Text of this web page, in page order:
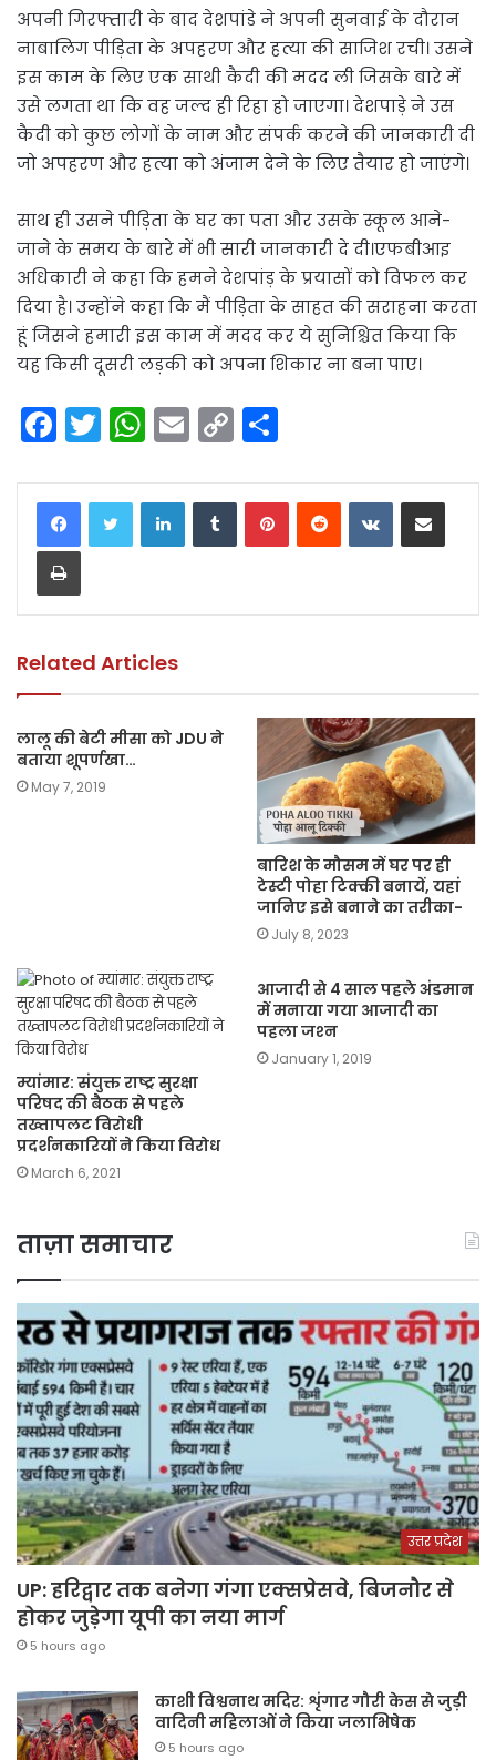
अपनी गिरफ्तारी के बाद देशपांडे ने अपनी सुनवाई के दौरान
नाबालिग पीड़िता के अपहरण और हत्या की साजिश रची। उसने
इस काम के लिए एक साथी कैदी की मदद ली जिसके बारे में
उसे लगता था कि वह जल्द ही रिहा हो जाएगा। देशपाड़े ने उस
कैदी को कुछ लोगों के नाम और संपर्क करने की जानकारी दी
जो अपहरण और हत्या को अंजाम देने के लिए तैयार हो जाएंगे।
साथ ही उसने पीड़िता के घर का पता और उसके स्कूल आने-
जाने के समय के बारे में भी सारी जानकारी दे दी।एफबीआइ
अधिकारी ने कहा कि हमने देशपांड़ के प्रयासों को विफल कर
दिया है। उन्होंने कहा कि मैं पीड़िता के साहत की सराहना करता
हूं जिसने हमारी इस काम में मदद कर ये सुनिश्चित किया कि
यह किसी दूसरी लड़की को अपना शिकार ना बना पाए।
F
c
e
b
o
k
T
itt
er
W
a
ts
p
E
ai
l
C
p
y
n
ar
e
LinkedInTumblrPinterestReddit VKontakteShare via Email
Print
Related Articles
लालू की बेटी मीसा को JDU ने
बताया शूपर्णखा…
May 7, 2019
बारिश के मौसम में घर पर ही
टेस्टी पोहा टिक्की बनायें, यहां
जानिए इसे बनाने का तरीका-
July 8, 2023
म्यांमार: संयुक्त राष्ट्र सुरक्षा
परिषद की बैठक से पहले
तख्तापलट विरोधी
प्रदर्शनकारियों ने किया विरोध
March 6, 2021
आजादी से 4 साल पहले अंडमान
में मनाया गया आजादी का
पहला जश्‍न
January 1, 2019
ताज़ा समाचार
उत्तर प्रदेश
UP: हरिद्वार तक बनेगा गंगा एक्सप्रेसवे, बिजनौर से
होकर जुड़ेगा यूपी का नया मार्ग
5 hours ago
काशी विश्वनाथ मदिर: शृंगार गौरी केस से जुड़ी
वादिनी महिलाओं ने किया जलाभिषेक
5 hours ago